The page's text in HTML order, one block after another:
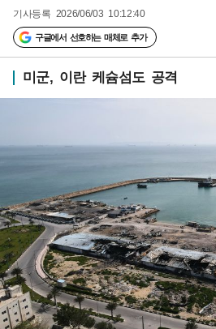
기사등록 2026/06/03 10:12:40
구글에서 선호하는 매체로 추가
미군, 이란 케슘섬도 공격